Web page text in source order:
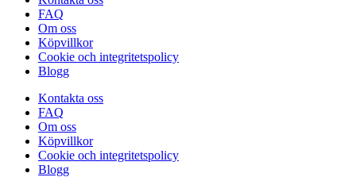
FAQ
Om oss
Köpvillkor
Cookie och integritetspolicy
Blogg
Kontakta oss
FAQ
Om oss
Köpvillkor
Cookie och integritetspolicy
Blogg